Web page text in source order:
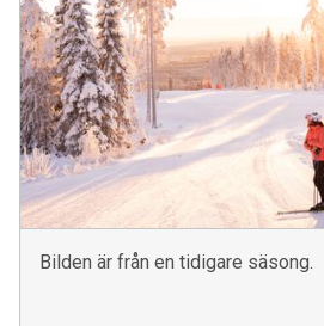
Bilden är från en tidigare säsong.